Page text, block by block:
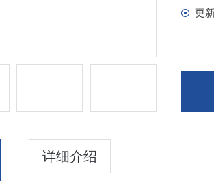
更
详细介绍